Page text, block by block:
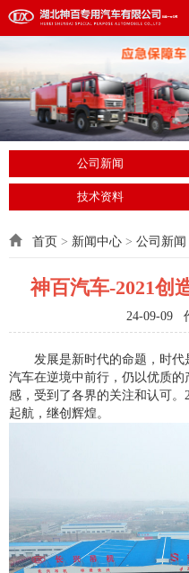
公司新闻
技术资料
首页 > 新闻中心 > 公司新闻
神百汽车-2021创
24-09-09
发展是新时代的命题，时代
汽车在逆境中前行，仍以优质
感，受到了各界的关注和认可
起航，继创辉煌。